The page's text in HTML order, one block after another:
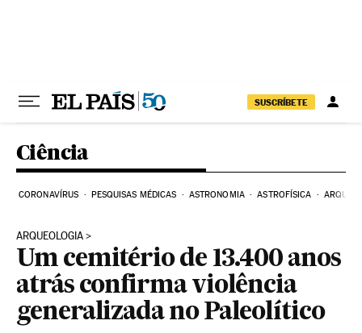
SUSCRÍBETE
Ciência
CORONAVÍRUS PESQUISAS MÉDICAS ASTRONOMIA ASTROFÍSICA
ARQUEOLOGIA
Um cemitério de 13.400 anos
atrás confirma violência
generalizada no Paleolítico